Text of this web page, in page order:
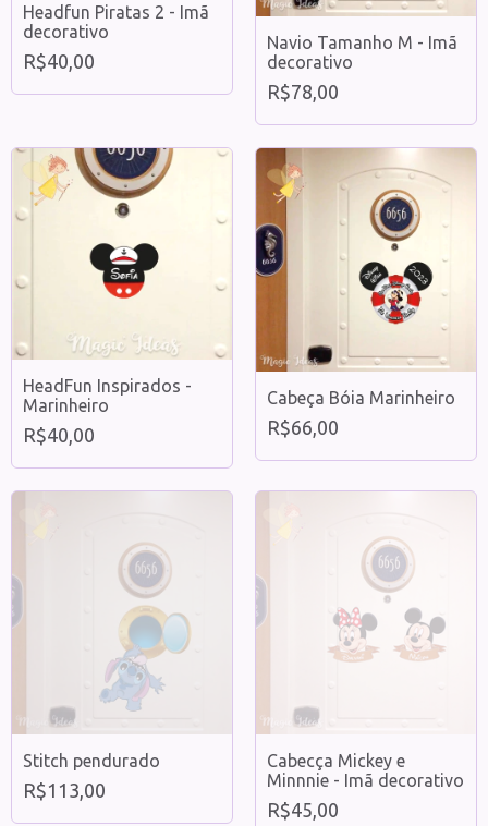
Headfun Piratas 2 - Imã
decorativo
R$40,00
Navio Tamanho M - Imã
decorativo
R$78,00
HeadFun Inspirados -
Marinheiro
R$40,00
Cabeça Bóia Marinheiro
R$66,00
Stitch pendurado
R$113,00
Cabecça Mickey e
Minnnie - Imã decorativo
R$45,00